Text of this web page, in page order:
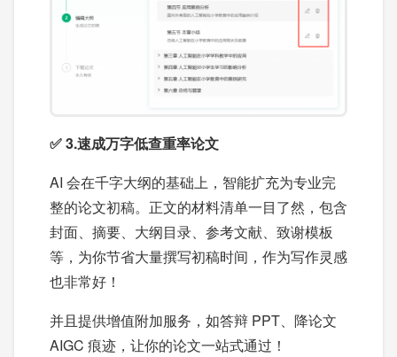
✅ 3.速成万字低查重率论文
AI 会在千字大纲的基础上，智能扩充为专业完
整的论文初稿。正文的材料清单一目了然，包含
封面、摘要、大纲目录、参考文献、致谢模板
等，为你节省大量撰写初稿时间，作为写作灵感
也非常好！
并且提供增值附加服务，如答辩 PPT、降论文
AIGC 痕迹，让你的论文一站式通过！